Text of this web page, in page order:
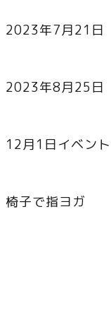
2023年7月21日
2023年8月25日
12月1日イベン
椅子で指ヨガ